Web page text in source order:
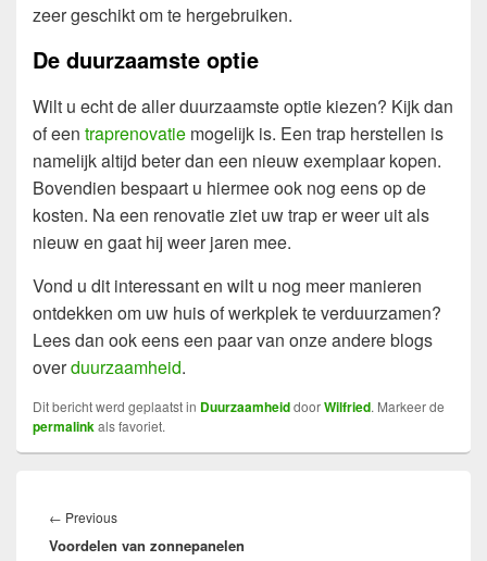
zeer geschikt om te hergebruiken.
De duurzaamste optie
Wilt u echt de aller duurzaamste optie kiezen? Kijk dan
of een traprenovatie mogelijk is. Een trap herstellen is
namelijk altijd beter dan een nieuw exemplaar kopen.
Bovendien bespaart u hiermee ook nog eens op de
kosten. Na een renovatie ziet uw trap er weer uit als
nieuw en gaat hij weer jaren mee.
Vond u dit interessant en wilt u nog meer manieren
ontdekken om uw huis of werkplek te verduurzamen?
Lees dan ook eens een paar van onze andere blogs
overduurzaamheid.
Dit bericht werd geplaatst in DuurzaamheiddoorWilfried. Markeer de
permalinkals favoriet.
navigatie
← PreviousPrevious
post:
Voordelen van zonnepanelen